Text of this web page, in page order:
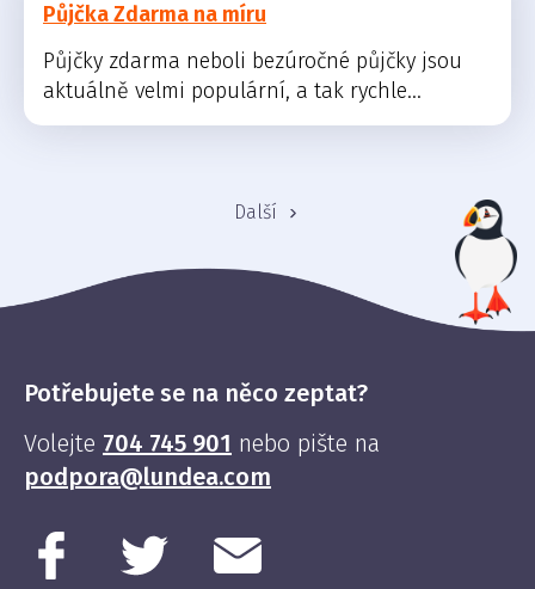
Půjčka Zdarma na míru
Půjčky zdarma neboli bezúročné půjčky jsou
aktuálně velmi populární, a tak rychle...
Další
Potřebujete se na něco zeptat?
Volejte 704 745 901 nebo pište na
podpora@lundea.com